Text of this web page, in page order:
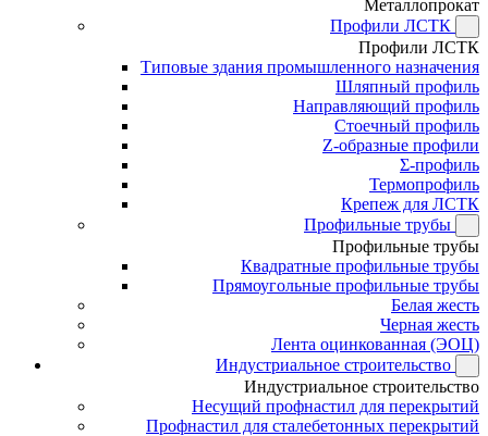
Металлопрокат
Профили ЛСТК
Профили ЛСТК
Типовые здания промышленного назначения
Шляпный профиль
Направляющий профиль
Стоечный профиль
Z-образные профили
Σ-профиль
Термопрофиль
Крепеж для ЛСТК
Профильные трубы
Профильные трубы
Квадратные профильные трубы
Прямоугольные профильные трубы
Белая жесть
Черная жесть
Лента оцинкованная (ЭОЦ)
Индустриальное строительство
Индустриальное строительство
Несущий профнастил для перекрытий
Профнастил для сталебетонных перекрытий